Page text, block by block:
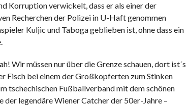
Korruption verwickelt, dass er als einer der
Recherchen der Polizei in U-Haft genommen
Kuljic und Taboga geblieben ist, ohne dass ein
Wir müssen nur über die Grenze schauen, dort ist´s
Fisch bei einem der Großkopferten zum Stinken
tschechischen Fußballverband mit dem schönen
legendäre Wiener Catcher der 50er-Jahre –